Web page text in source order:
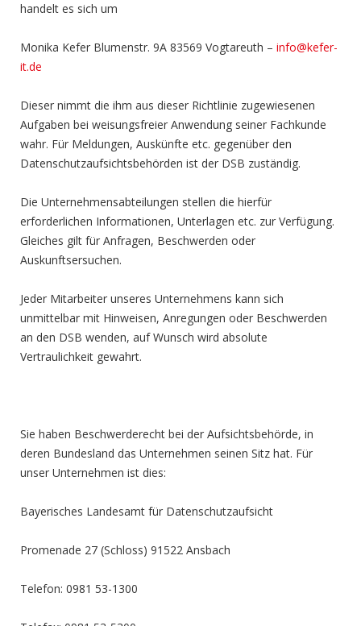
handelt es sich um
Monika Kefer Blumenstr. 9A 83569 Vogtareuth – info@kefer-
it.de
Dieser nimmt die ihm aus dieser Richtlinie zugewiesenen
Aufgaben bei weisungsfreier Anwendung seiner Fachkunde
wahr. Für Meldungen, Auskünfte etc. gegenüber den
Datenschutzaufsichtsbehörden ist der DSB zuständig.
Die Unternehmensabteilungen stellen die hierfür
erforderlichen Informationen, Unterlagen etc. zur Verfügung.
Gleiches gilt für Anfragen, Beschwerden oder
Auskunftsersuchen.
Jeder Mitarbeiter unseres Unternehmens kann sich
unmittelbar mit Hinweisen, Anregungen oder Beschwerden
an den DSB wenden, auf Wunsch wird absolute
Vertraulichkeit gewahrt.
Sie haben Beschwerderecht bei der Aufsichtsbehörde, in
deren Bundesland das Unternehmen seinen Sitz hat. Für
unser Unternehmen ist dies:
Bayerisches Landesamt für Datenschutzaufsicht
Promenade 27 (Schloss) 91522 Ansbach
Telefon: 0981 53-1300